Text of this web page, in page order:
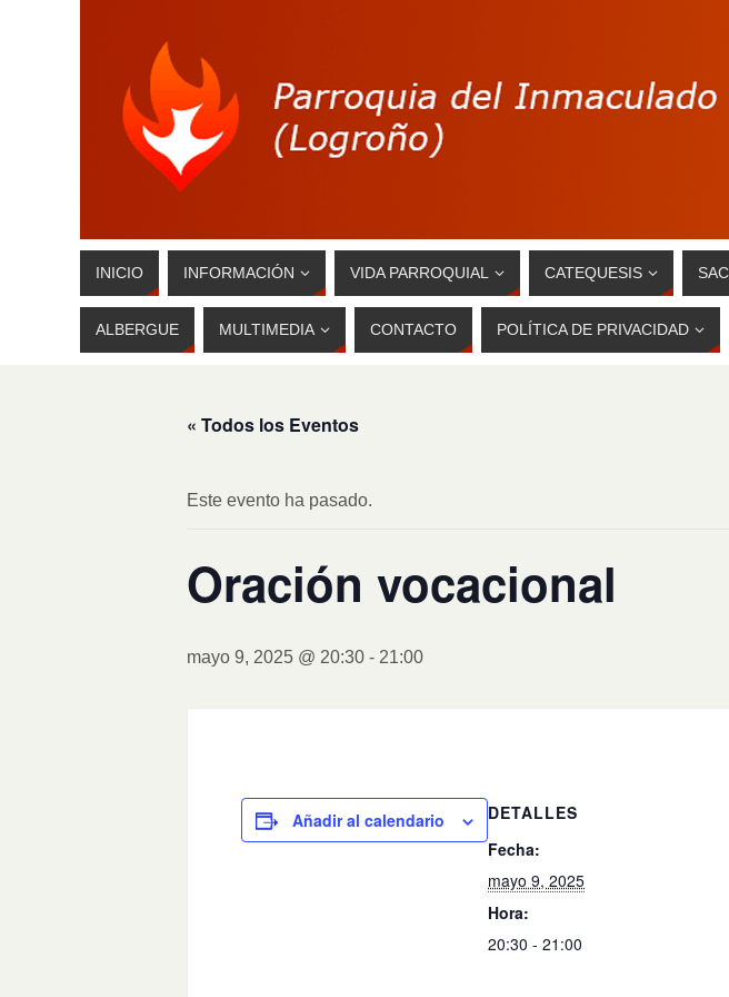
INICIO INFORMACIÓN VIDA PARROQUIAL CATEQUESIS
ALBERGUE MULTIMEDIA CONTACTO POLÍTICA DE PRIVACIDAD
« Todos los Eventos
Este evento ha pasado.
Oración vocacional
mayo 9, 2025 @ 20:30 - 21:00
Añadir al calendario
DETALLES
Fecha:
mayo 9, 2025
Hora:
20:30 - 21:00